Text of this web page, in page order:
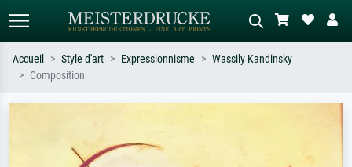
impressionnisme, vague de Hokusai,
nu.
Accueil Style d'art Expressionnisme
Wassily Kandinsky
Composition